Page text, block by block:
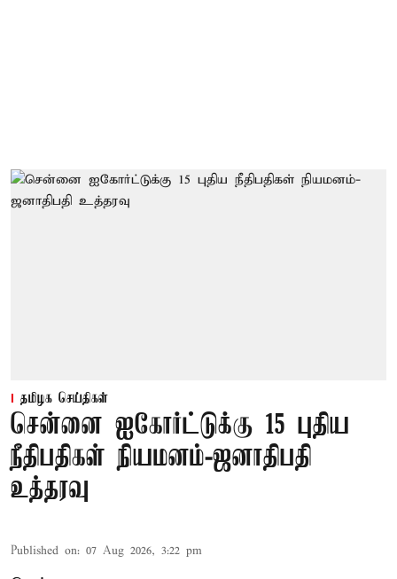
தமிழக செய்திகள்
சென்னை ஐகோர்ட்டுக்கு 15 புதிய
நீதிபதிகள் நியமனம்-ஜனாதிபதி
உத்தரவு
Published on: 07 Aug 2026, 3:22 pm